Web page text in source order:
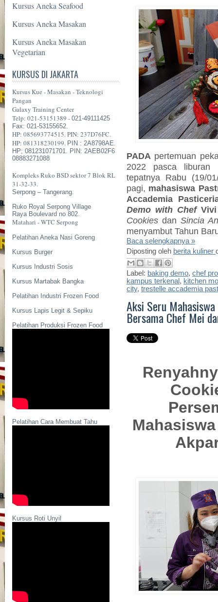
Kursus Aneka Seafood
Kursus Aneka Masakan
Kursus Aneka Masakan
Vegetarian
KURSUS DI JAKARTA
Kursus Kue - Masakan - Teknologi
Pangan
Galaxy Training Center
Telp: 021-53151389 - 021-49111425
Fax: 021-53155652.
HP: 085693774515. PIN: 237D76FC.
HP: 081318230199. PIN : 2A8798AE.
HP; 081231071701. PIN: 2AEB02F6
08883271088
Kompleks Ruko BSD sektor 7 Blok RL
31-32-33.
Serpong – Tangerang.
Ruko Royal Serpong Village
Raya Boulevard no 802.
Matahari - WTC Serpong
Pelatihan Aneka Nasi Goreng
Kursus Burger
Kursus Industri Sosis
Kursus Martabak Bangka
Pelatihan Industri Frozen Food
Kursus Lapis Legit & Sepiku
Pelatihan Produksi Frozen Food
Pelatihan Cara Membuat Tahu
Kursus Roti Unyil
PADA pertemuan
2022 pasca liburan
tepatnya Rabu (19/
pagi, mahasiswa
Accademia
Demo with ChefVivi
Cookies danSincia
menyambut Tahun
Baca selengkapnya »
Diposting oleh berita kuliner
Label: baking demo, chef
kampus terkenal , kitchen
city, trestelle accademia
Aksi Seru
Bersama Chef Mei